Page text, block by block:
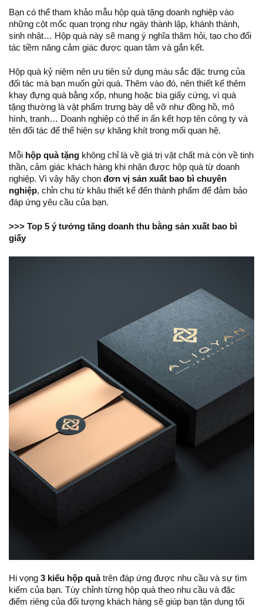
Bạn có thể tham khảo mẫu hộp quà tặng doanh nghiệp vào
những cột mốc quan trọng như ngày thành lập, khánh thành,
sinh nhật… Hộp quà này sẽ mang ý nghĩa thăm hỏi, tạo cho đối
tác tiềm năng cảm giác được quan tâm và gắn kết.
Hộp quà kỷ niệm nên ưu tiên sử dụng màu sắc đặc trưng của
đối tác mà bạn muốn gửi quà. Thêm vào đó, nên thiết kế thêm
khay đựng quà bằng xốp, nhung hoặc bìa giấy cứng, vì quà
tặng thường là vật phẩm trưng bày dễ vỡ như đồng hồ, mô
hình, tranh… Doanh nghiệp có thể in ấn kết hợp tên công ty và
tên đối tác để thể hiện sự khăng khít trong mối quan hệ.
Mỗi hộp quà tặng không chỉ là về giá trị vật chất mà còn về tinh
thần, cảm giác khách hàng khi nhận được hộp quà từ doanh
nghiệp. Vì vậy hãy chọn đơn vị sản xuất bao bì chuyên
nghiệp, chỉn chu từ khâu thiết kế đến thành phẩm để đảm bảo
đáp ứng yêu cầu của bạn.
>>> Top 5 ý tưởng tăng doanh thu bằng sản xuất bao bì
giấy
Hi vọng 3 kiểu hộp quàtrên đáp ứng được nhu cầu và sự tìm
kiếm của bạn. Tùy chỉnh từng hộp quà theo nhu cầu và đặc
điểm riêng của đối tượng khách hàng sẽ giúp bạn tận dụng tối